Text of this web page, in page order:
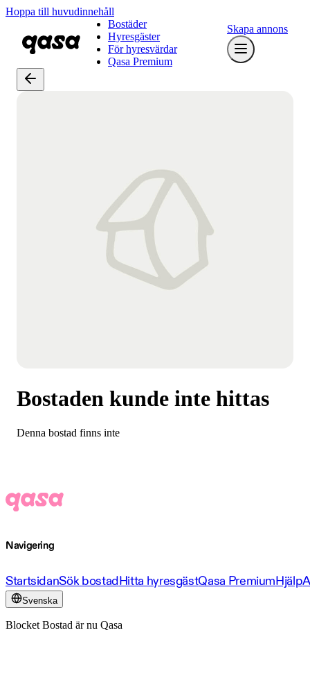
Hoppa till huvudinnehåll
Bostäder
Hyresgäster
För hyresvärdar
Qasa Premium
Skapa annons
Bostaden kunde inte hittas
Denna bostad finns inte
Navigering
StartsidanSök bostadHitta hyresgästQasa PremiumHjälp
Svenska
Blocket Bostad är nu Qasa